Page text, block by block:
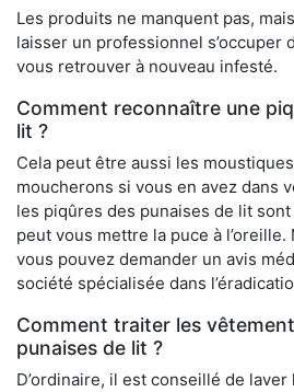
Les produits ne manquent pas,
laisser un professionnel s’occuper
vous retrouver à nouveau infesté.
Comment reconnaître une
lit ?
Cela peut être aussi les
moucherons si vous en avez dans
les piqûres des punaises de lit
peut vous mettre la puce à
vous pouvez demander un avis
société spécialisée dans
Comment traiter les
punaises de lit ?
D’ordinaire, il est conseillé de laver